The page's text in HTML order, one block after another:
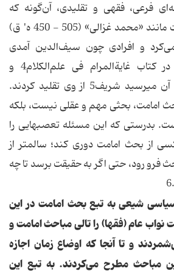
فرعی، فقهی‌ و تقلیدی، آن‌گونه‌ که‌
اندیشمندان‌ اهل‌ سنت‌ مانند «محمد غزالی» (505 - 450 ه' ق)
و افرادی‌ چون‌ سیف‌الدین‌ آمدی‌
(متوفای‌ 551 ه' ق) در کتاب‌ غایة‌المرام‌ فی‌ علم‌الکلام4 و
مؤ‌لف‌المواقف‌ و شارح‌ آن‌ میرسید شریف5 از وی‌ تقلید کردند.
امامت، بحثی‌ مهم‌ و عقلی‌ نیست، بلکه‌
بدرستی‌ که‌ این‌ مسئله‌ تعصبهایی‌ را
از بحث‌ امامت‌ دوری‌ کند؛ سالمتر از
فرو رود، حتی‌ اگر به‌ حقیقت‌ برسد تا چه‌
سیاسی‌ شیعی‌ به‌ تبع‌ بحث‌ امامت‌ در این‌
نواب‌ عام‌ (فقها) را تالی‌ مباحث‌ امامت‌ و
و تا آنجا که‌ اوضاع‌ زمان‌ اجازه‌
مباحث‌ مطرح‌ می‌کردند. به‌ تبع‌ این‌